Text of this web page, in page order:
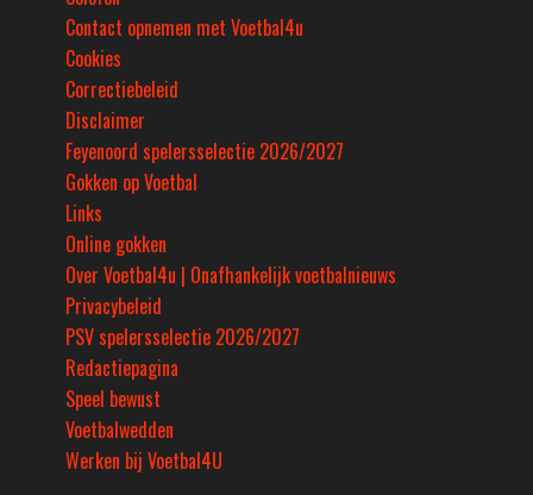
Contact opnemen met Voetbal4u
Cookies
Correctiebeleid
Disclaimer
Feyenoord spelersselectie 2026/2027
Gokken op Voetbal
Links
Online gokken
Over Voetbal4u | Onafhankelijk voetbalnieuws
Privacybeleid
PSV spelersselectie 2026/2027
Redactiepagina
Speel bewust
Voetbalwedden
Werken bij Voetbal4U